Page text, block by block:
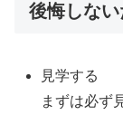
後悔しな
見学する
まずは必ず